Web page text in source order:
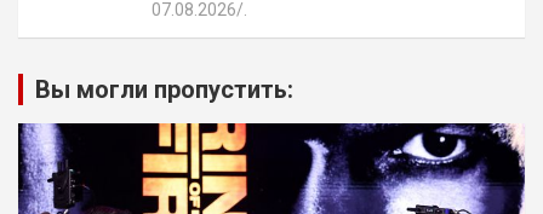
07.08.2026
Вы могли пропустить: